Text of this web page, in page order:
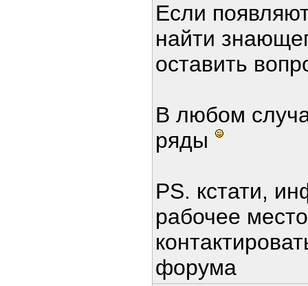
Если
найти
оставить
В любом
ряды
PS. кстати,
рабочее
форума